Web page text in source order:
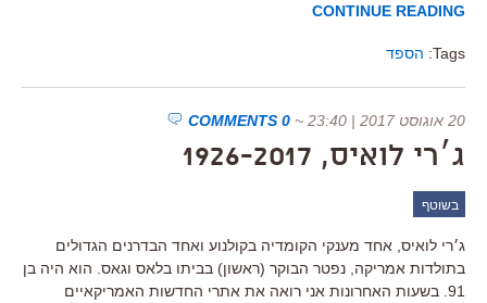
CONTINUE READING
Tags: הספד
20 אוגוסט 2017 | 23:40 ~
0 COMMENTS
ג׳רי לואיס, 1926-2017
בשוטף
ג׳רי לואיס, אחד מענקי הקומדיה בקולנוע ואחד הבדרנים הגדולים
בתולדות אמריקה, נפטר הבוקר (ראשון) בביתו בלאס וגאס. הוא היה בן
91. בשעות האחרונות אני רואה את אתרי החדשות האמריקאיים